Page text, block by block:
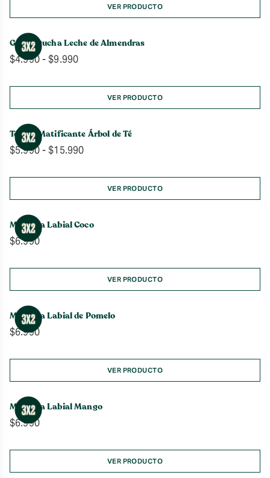
VER PRODUCTO
Gel de Ducha Leche de Almendras
$4.990- $9.990Rango
precios:
$4.990
$9.990
VER PRODUCTO
Tónico Matificante Árbol de Té
$5.990- $15.990Rango
precios:
desde
$5.990
$15.990
VER PRODUCTO
Manteca Labial Coco
$6.990
VER PRODUCTO
Manteca Labial de Pomelo
$6.990
VER PRODUCTO
Manteca Labial Mango
$6.990
VER PRODUCTO